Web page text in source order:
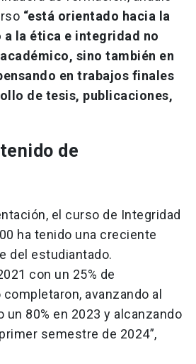
“está orientado hacia la
la ética e integridad no
sino también en
en trabajos finales
de tesis, publicaciones,
de
el curso de Integridad
ha tenido una creciente
del estudiantado.
con un 25% de
avanzando al
un 80% en 2023 y alcanzando
semestre de 2024”,